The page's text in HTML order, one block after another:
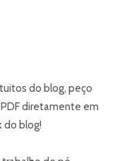
do blog, peço
diretamente em
do blog!